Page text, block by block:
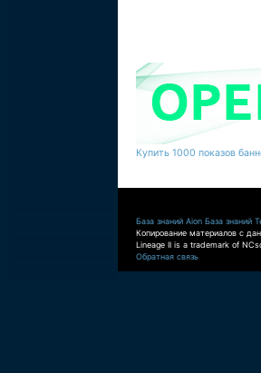
Купить 1000 показов
База знаний Aion База знаний
Копирование материалов с
Lineage II is a trademark of
Обратная связь